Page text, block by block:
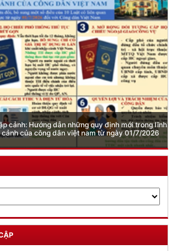
cảnh: Hướng dẫn những quy định mới trong lĩnh
của công dân việt nam từ ngày 01/7/2026